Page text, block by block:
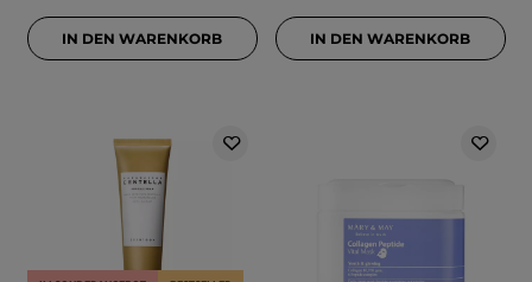
IN DEN WARENKORB IN DEN WARENKORB